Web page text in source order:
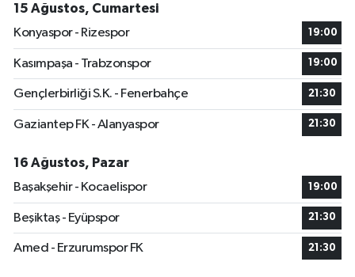
15 Ağustos, Cumartesi
Konyaspor - Rizespor
19:00
Kasımpaşa - Trabzonspor 19:00
Gençlerbirliği S.K. - Fenerbahçe 21:30
Gaziantep FK - Alanyaspor 21:30
16 Ağustos, Pazar
Başakşehir - Kocaelispor
19:00
Beşiktaş - Eyüpspor 21:30
Amed - Erzurumspor FK 21:30